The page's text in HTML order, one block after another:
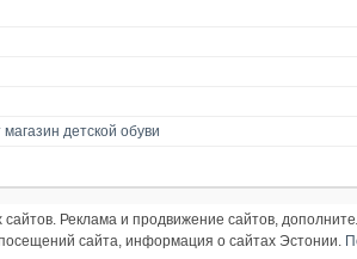
детской обуви
сайтов. Реклама и продвижение сайтов,
сайта, информация о сайтах Эстонии.